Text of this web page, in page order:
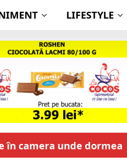
LIFESTYLE
în camera unde dormea